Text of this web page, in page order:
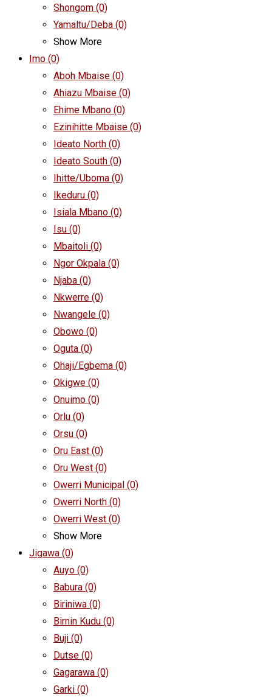
Shongom (0)
Yamaltu/Deba (0)
Show More
Imo (0)
Aboh Mbaise (0)
Ahiazu Mbaise (0)
Ehime Mbano (0)
Ezinihitte Mbaise (0)
Ideato North (0)
Ideato South (0)
Ihitte/Uboma (0)
Ikeduru (0)
Isiala Mbano (0)
Isu (0)
Mbaitoli (0)
Ngor Okpala (0)
Njaba (0)
Nkwerre (0)
Nwangele (0)
Obowo (0)
Oguta (0)
Ohaji/Egbema (0)
Okigwe (0)
Onuimo (0)
Orlu (0)
Orsu (0)
Oru East (0)
Oru West (0)
Owerri Municipal (0)
Owerri North (0)
Owerri West (0)
Show More
Jigawa (0)
Auyo (0)
Babura (0)
Biriniwa (0)
Birnin Kudu (0)
Buji (0)
Dutse (0)
Gagarawa (0)
Garki (0)